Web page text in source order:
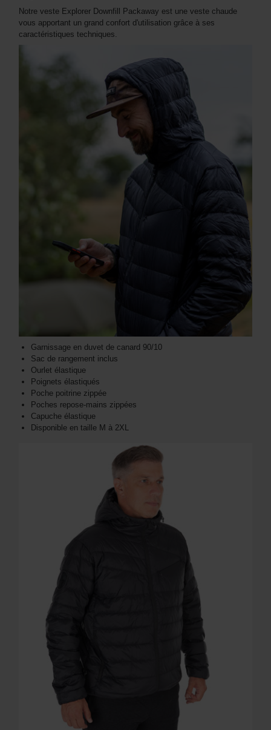
Notre veste Explorer Downfill Packaway est une veste chaude
vous apportant un grand confort d'utilisation grâce à ses
caractéristiques techniques.
Garnissage en duvet de canard 90/10
Sac de rangement inclus
Ourlet élastique
Poignets élastiqués
Poche poitrine zippée
Poches repose-mains zippées
Capuche élastique
Disponible en taille M à 2XL